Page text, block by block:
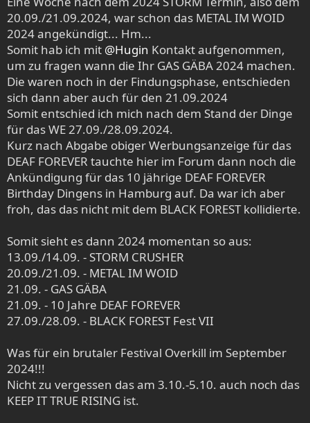
20.09./21.09.2024, war schon das METAL IM WOID
2024 angekündigt... Hm...
Somit hab ich mit @Hugin Kontakt aufgenommen,
um zu fragen wann die Ihr GAS GÄBA 2024 machen.
Die waren noch in der Findungsphase, entschieden
sich dann aber auch für den 21.09.2024
Somit entschied ich mich nach dem Stand der Dinge
für das WE 27.09./28.09.2024.
Kurz nach Abgabe obiger Werbungsanzeige für das
DEAF FOREVER tauchte hier im Forum dann noch die
Ankündigung für das 10 jährige DEAF FOREVER
Birthday Dingens in Hamburg auf. Da war ich aber
froh, das das nicht mit dem BLACK FOREST kollidierte.
Somit sieht es dann 2024 momentan so aus:
13.09./14.09. - STORM CRUSHER
20.09./21.09. - METAL IM WOID
21.09. - GAS GÄBA
21.09. - 10 Jahre DEAF FOREVER
27.09./28.09. - BLACK FOREST Fest VII
Was für ein brutaler Festival Overkill im September
2024!!!
Nicht zu vergessen das am 3.10.-5.10. auch noch das
KEEP IT TRUE RISING ist.